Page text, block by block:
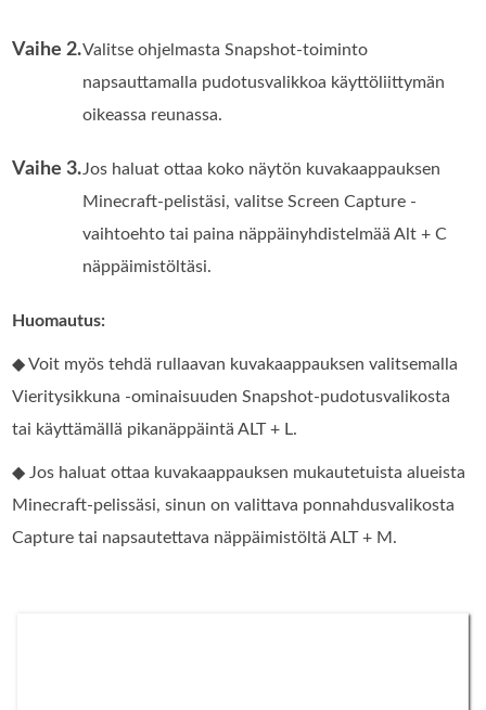
Vaihe 2.Valitse ohjelmasta Snapshot-toiminto
napsauttamalla pudotusvalikkoa käyttöliittymän
oikeassa reunassa.
Vaihe 3.Jos haluat ottaa koko näytön kuvakaappauksen
Minecraft-pelistäsi, valitse Screen Capture -
vaihtoehto tai paina näppäinyhdistelmää Alt + C
näppäimistöltäsi.
Huomautus:
◆ Voit myös tehdä rullaavan kuvakaappauksen valitsemalla
Vieritysikkuna -ominaisuuden Snapshot-pudotusvalikosta
tai käyttämällä pikanäppäintä ALT + L.
◆ Jos haluat ottaa kuvakaappauksen mukautetuista alueista
Minecraft-pelissäsi, sinun on valittava ponnahdusvalikosta
Capture tai napsautettava näppäimistöltä ALT + M.